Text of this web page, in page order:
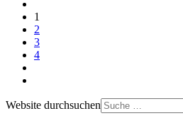
1
2
3
4
Website durchsuchen